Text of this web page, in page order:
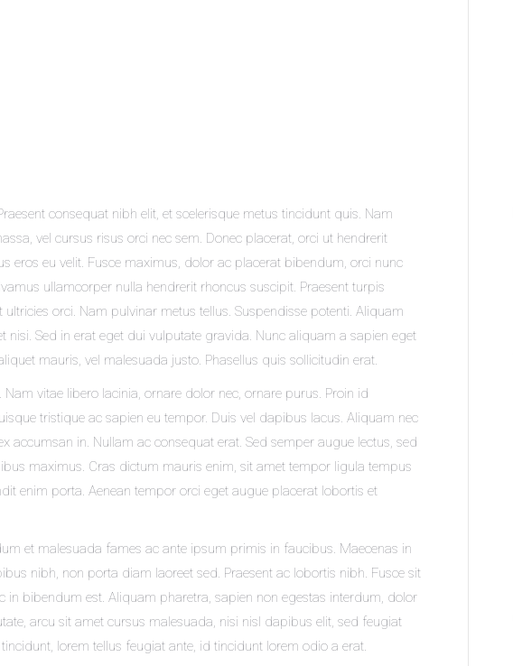
consequat nibh elit, et scelerisque metus tincidunt quis. Nam
vel cursus risus orci nec sem. Donec placerat, orci ut hendrerit
eros eu velit. Fusce maximus, dolor ac placerat bibendum, orci nunc
ullamcorper nulla hendrerit rhoncus suscipit. Praesent turpis
orci. Nam pulvinar metus tellus. Suspendisse potenti. Aliquam
Sed in erat eget dui vulputate gravida. Nunc aliquam a sapien eget
mauris, vel malesuada justo. Phasellus quis sollicitudin erat.
vitae libero lacinia, ornare dolor nec, ornare purus. Proin id
tristique ac sapien eu tempor. Duis vel dapibus lacus. Aliquam nec
accumsan in. Nullam ac consequat erat. Sed semper augue lectus, sed
maximus. Cras dictum mauris enim, sit amet tempor ligula tempus
enim porta. Aenean tempor orci eget augue placerat lobortis et
et malesuada fames ac ante ipsum primis in faucibus. Maecenas in
nibh, non porta diam laoreet sed. Praesent ac lobortis nibh. Fusce sit
bibendum est. Aliquam pharetra, sapien non egestas interdum, dolor
arcu sit amet cursus malesuada, nisi nisl dapibus elit, sed feugiat
lorem tellus feugiat ante, id tincidunt lorem odio a erat.